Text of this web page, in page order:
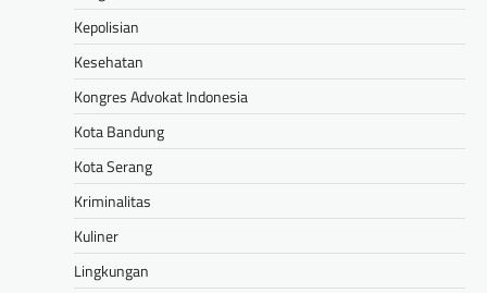
Kepolisian
Kesehatan
Kongres Advokat Indonesia
Kota Bandung
Kota Serang
Kriminalitas
Kuliner
Lingkungan